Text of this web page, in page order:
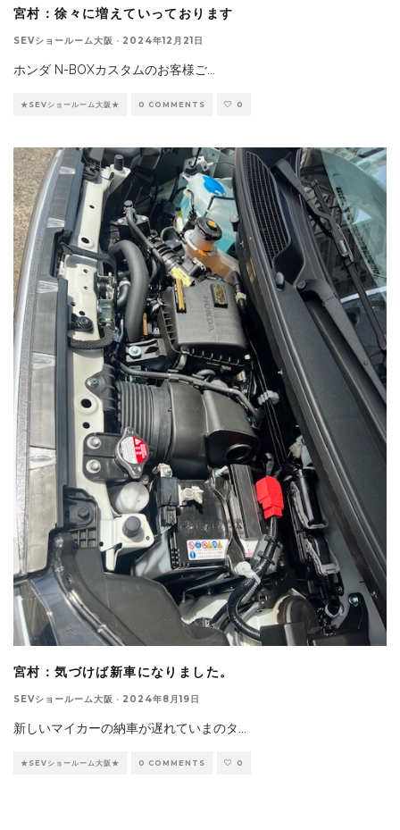
宮村：徐々に増えていっております
SEVショールーム大阪 · 2024年12月21日
ホンダ N-BOXカスタムのお客様ご...
★SEVショールーム大阪★ 0 COMMENTS 0
宮村：気づけば新車になりました。
SEVショールーム大阪 · 2024年8月19日
新しいマイカーの納車が遅れていまのタ
★SEVショールーム大阪★ 0 COMMENTS 0